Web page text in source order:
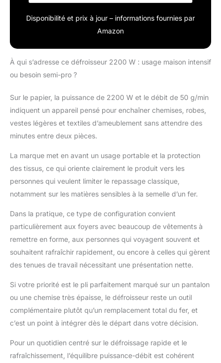
même sur tissus épais.
DÉBIT VAPEUR : 50
RAPIDITÉ : Temps de
ALLIAGE TITANIUM-
courante. Un simple
rinçage périodique
marque française
Gecko Steamer,
appareil de haute
qualité prévu pour les
Porter ou les
travaillent avec des
tissus neufs
RÉSERVOIR AMOVIBLE
DE 3 L : autonomie
remplissage facilité et
suivi visuel du niveau
DURABILITÉ : Appareil
robuste et simple à
ABS haute densité. Mât
en acier, supporte des
Disponibilité et prix à jour – informations fournies par
Amazon
À qui s’adresse ce défroisseur 2200 W : usage maison intensif
ou besoin semi-pro ?
Sur le papier, la puissance de 2200 W et le débit de 50 g/min
indiquent un appareil pensé pour enchaîner chemises, robes,
vestes légères et textiles d’ameublement sans attendre des
minutes entre deux pièces.
La marque met en avant un usage portable et la protection
des tissus, ce qui oriente clairement le produit vers les
personnes qui veulent limiter le repassage classique,
notamment sur les matières sensibles à la semelle d’un fer.
Dans la pratique, ce type de configuration convient
particulièrement aux foyers avec beaucoup de vêtements à
remettre en forme, aux personnes qui voyagent souvent et
souhaitent rafraîchir rapidement, ou encore à celles qui gèrent
des tenues de travail nécessitant une présentation nette.
Si votre priorité est le pli parfaitement marqué sur un pantalon
ou une chemise très épaisse, le défroisseur reste un outil
complémentaire plutôt qu’un remplacement total du fer, et
c’est un point à intégrer dès le départ dans votre décision.
Pour un quotidien centré sur le défroissage rapide et le
rafraîchissement, l’équilibre puissance-débit est cohérent